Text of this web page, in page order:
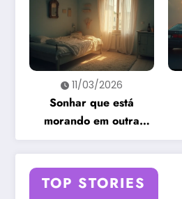
11/03/2026
Sonhar que está
morando em outra
casa: o que revela esse
sonho?
TOP STORIES